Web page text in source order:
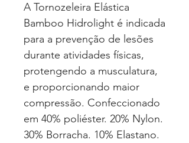
A Tornozeleira Elástica
Bamboo Hidrolight é indicada
para a prevenção de lesões
durante atividades físicas,
protengendo a musculatura,
e proporcionando maior
compressão. Confeccionado
em 40% poliéster. 20% Nylon.
30% Borracha. 10% Elastano.